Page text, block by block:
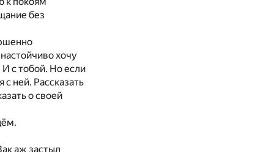
без
хочу
с тобой. Но если
ней. Рассказать
о своей
аж застыл